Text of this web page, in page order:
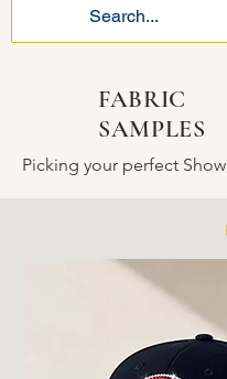
FABRIC
SAMPLES
Picking your perfect Show